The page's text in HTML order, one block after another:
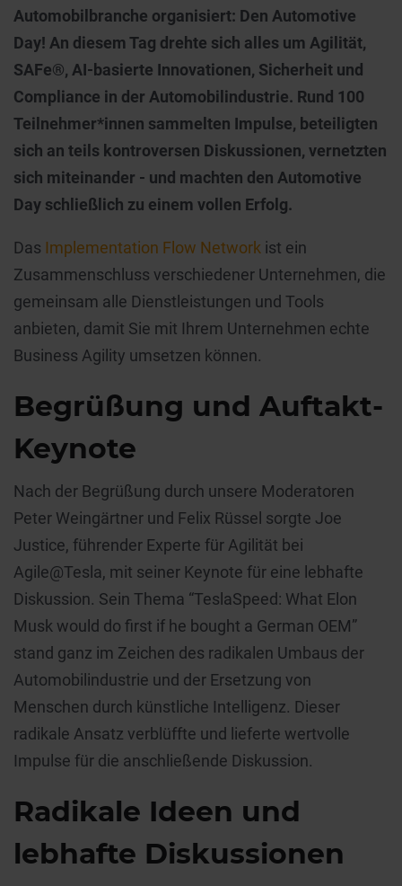
Automobilbranche organisiert: Den Automotive
Day! An diesem Tag drehte sich alles um Agilität,
SAFe®, AI-basierte Innovationen, Sicherheit und
Compliance in der Automobilindustrie. Rund 100
Teilnehmer*innen sammelten Impulse, beteiligten
sich an teils kontroversen Diskussionen, vernetzten
sich miteinander - und machten den Automotive
Day schließlich zu einem vollen Erfolg.
Das Implementation Flow Network ist ein
Zusammenschluss verschiedener Unternehmen, die
gemeinsam alle Dienstleistungen und Tools
anbieten, damit Sie mit Ihrem Unternehmen echte
Business Agility umsetzen können.
Begrüßung und Auftakt-
Keynote
Nach der Begrüßung durch unsere Moderatoren
Peter Weingärtner und Felix Rüssel sorgte Joe
Justice, führender Experte für Agilität bei
Agile@Tesla, mit seiner Keynote für eine lebhafte
Diskussion. Sein Thema “TeslaSpeed: What Elon
Musk would do first if he bought a German OEM”
stand ganz im Zeichen des radikalen Umbaus der
Automobilindustrie und der Ersetzung von
Menschen durch künstliche Intelligenz. Dieser
radikale Ansatz verblüffte und lieferte wertvolle
Impulse für die anschließende Diskussion.
Radikale Ideen und
lebhafte Diskussionen